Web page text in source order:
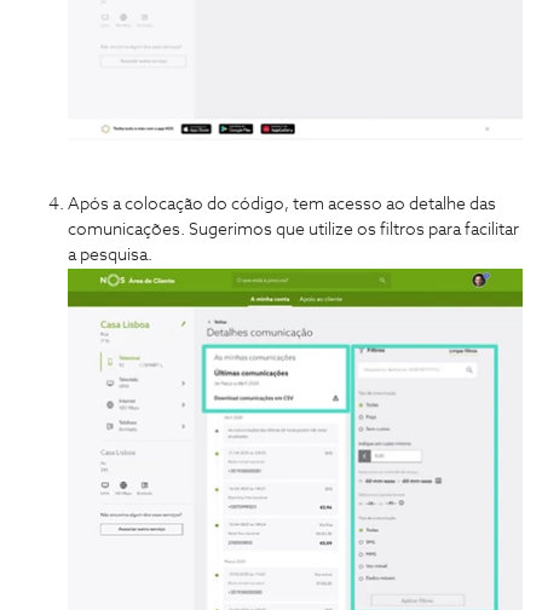
Após a colocação do código, tem acesso ao detalhe das
comunicações. Sugerimos que utilize os filtros para facilitar
a pesquisa.